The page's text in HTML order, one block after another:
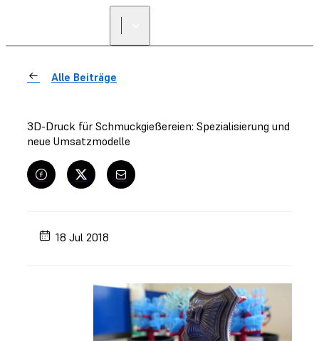
Alle Beiträge
3D-Druck für Schmuckgießereien: Spezialisierung und
neue Umsatzmodelle
18 Jul 2018